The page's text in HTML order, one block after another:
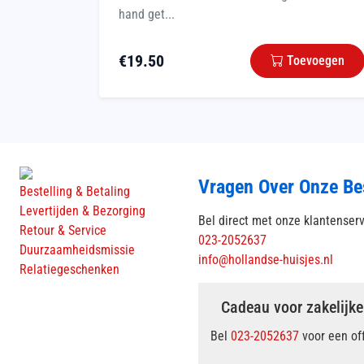
hand get...
€19.50 Toevoegen
Bestelling & Betaling
Levertijden & Bezorging
Retour & Service
Duurzaamheidsmissie
Relatiegeschenken
Vragen Over Onze
Bel direct met onze
023-2052637
info@hollandse-huisjes.nl
Cadeau voor
Bel 023-2052637 voor een